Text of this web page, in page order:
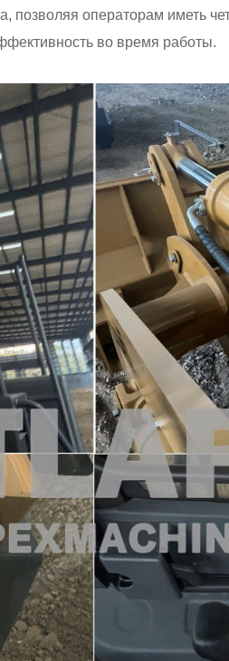
позволяя операторам иметь
во время работы.